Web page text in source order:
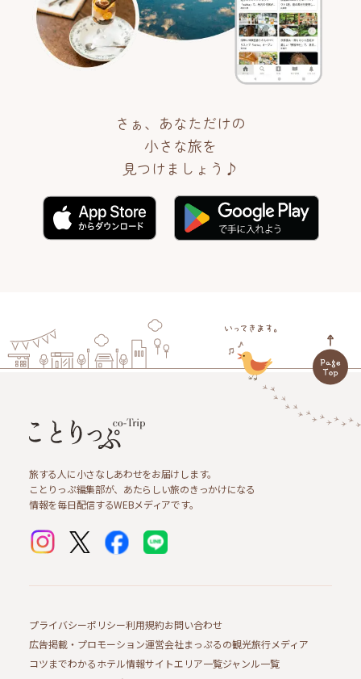
さぁ、あなただけの
小さな旅を
見つけましょう♪
旅する人に小さなしあわせをお届けします。
ことりっぷ編集部が、あたらしい旅のきっかけになる
情報を毎日配信するWEBメディアです。
プライバシーポリシー利用規約お問い合わせ
広告掲載・プロモーション運営会社まっぷるの観光旅行メディア
コツまでわかるホテル情報サイトエリア一覧ジャンル一覧